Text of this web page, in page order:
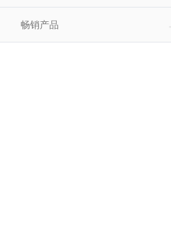
畅销产品